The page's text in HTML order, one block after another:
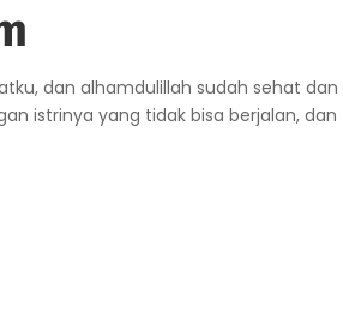
dan alhamdulillah sudah sehat dan
istrinya yang tidak bisa berjalan, dan